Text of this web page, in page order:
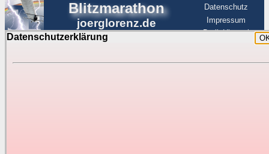
Datenschutzerklärung
Blitzmarathon
joerglorenz.de
Datenschutz
Impressum
BerlinHimmel
Blitzmarathon
Luftfahrt